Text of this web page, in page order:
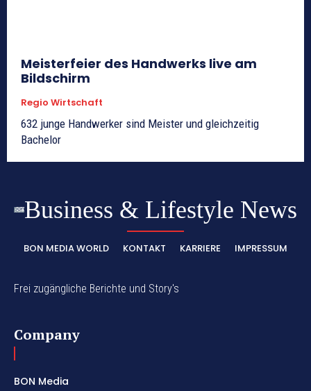
Meisterfeier des Handwerks live am
Bildschirm
Regio Wirtschaft
632 junge Handwerker sind Meister und gleichzeitig
Bachelor
Business & Lifestyle News
BON MEDIA WORLD KONTAKT KARRIERE IMPRESSUM
Frei zugängliche Berichte und Story's
Company
BON Media